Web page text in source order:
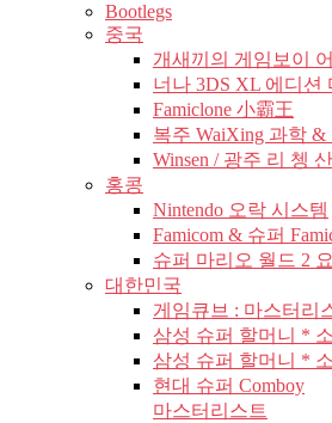
Bootlegs
중국
개새끼의 게임보이
너나 3DS XL 에디션
Famiclone 小霸王
복주 WaiXing 과학 &
Winsen / 광주 리 쳉
홍콩
Nintendo 오락 시스템
Famicom & 슈퍼
슈퍼 마리오 월드 2
대한민국
게임큐브 : 마스터리
삼성 슈퍼 할머니 *
삼성 슈퍼 할머니 *
현대 슈퍼 Comboy
마스터리스트